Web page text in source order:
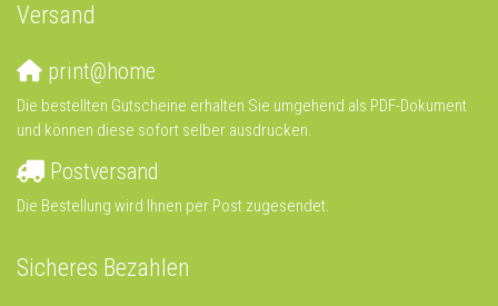
Versand
print@home
Die bestellten Gutscheine erhalten Sie umgehend als PDF-Dokument
und können diese sofort selber ausdrucken.
Postversand
Die Bestellung wird Ihnen per Post zugesendet.
Sicheres Bezahlen